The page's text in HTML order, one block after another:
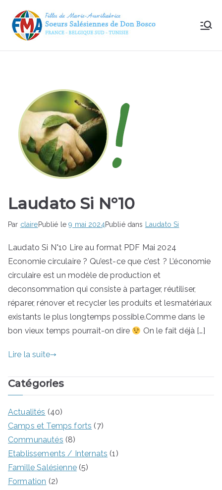
ennes
de
Don
Bosc
o
Laudato Si N°10
Par clairePublié le9 mai 2024Publié dans Laudato Si
Laudato Si N°10 Lire au format PDF Mai 2024
Economie circulaire ? Qu’est-ce que c’est ? L’économie
circulaire est un modèle de production et
deconsommation qui consiste à partager, réutiliser,
réparer, rénover et recycler les produits et lesmatériaux
existants le plus longtemps possible.Comme dans le
bon vieux temps pourrait-on dire
On le fait déjà […]
Lire la suite
Catégories
Actualités (40)
Camps et Temps forts (7)
Communautés (8)
Etablissements / Internats (1)
Famille Salésienne(5)
Formation (2)